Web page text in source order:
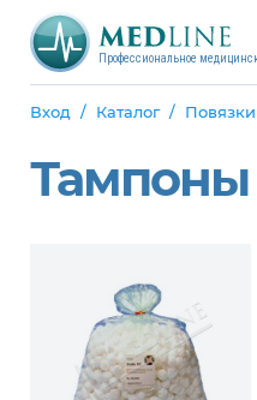
Профессиональное
Вход Каталог Повязки
Тампоны